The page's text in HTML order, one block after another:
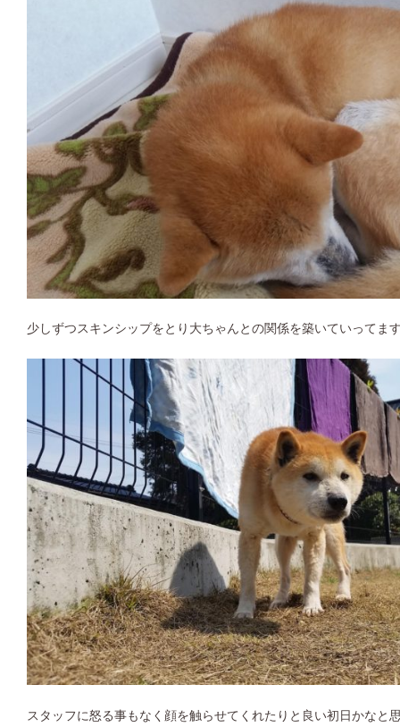
少しずつスキンシップをとり大ちゃんとの関係を築いていってま
スタッフに怒る事もなく顔を触らせてくれたりと良い初日かなと